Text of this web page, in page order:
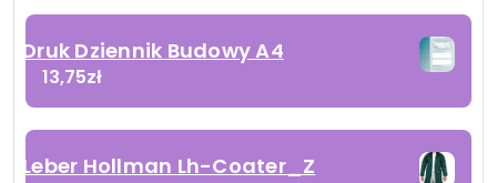
Druk Dziennik Budowy A4
13,75zł
Leber Hollman Lh-Coater_Z